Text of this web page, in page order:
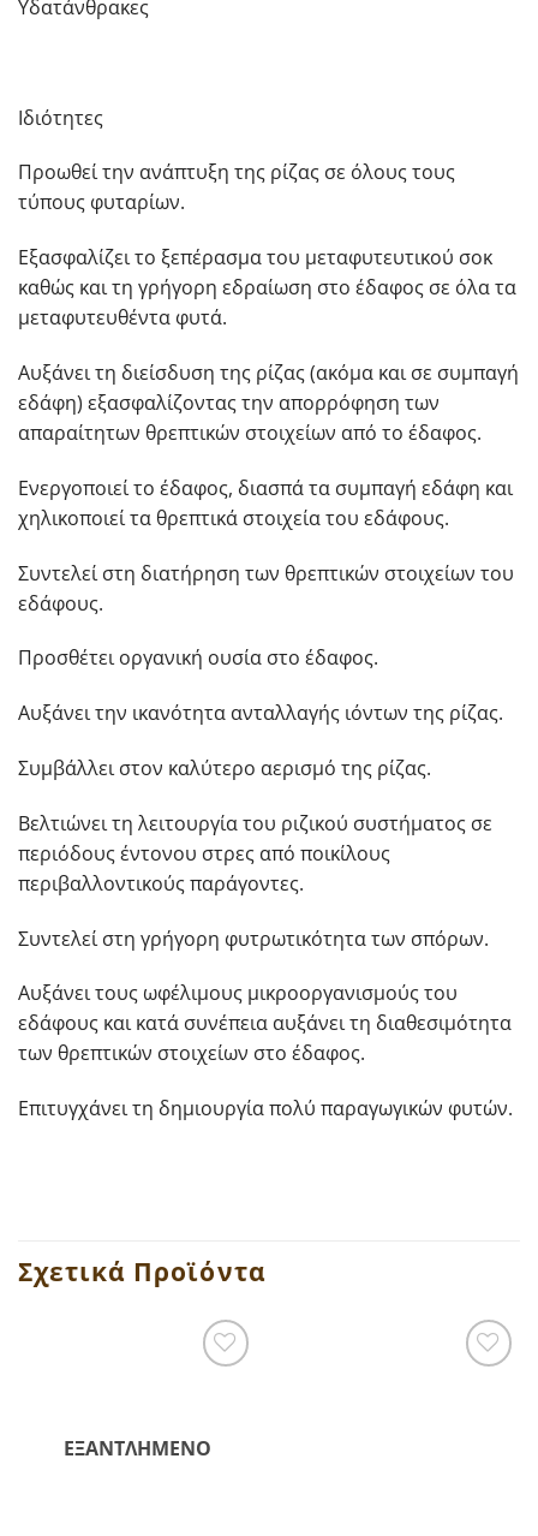
Υδατάνθρακες
Ιδιότητες
Προωθεί την ανάπτυξη της ρίζας σε όλους τους
τύπους φυταρίων.
Εξασφαλίζει το ξεπέρασμα του μεταφυτευτικού σοκ
καθώς και τη γρήγορη εδραίωση στο έδαφος σε όλα τα
μεταφυτευθέντα φυτά.
Αυξάνει τη διείσδυση της ρίζας (ακόμα και σε συμπαγή
εδάφη) εξασφαλίζοντας την απορρόφηση των
απαραίτητων θρεπτικών στοιχείων από το έδαφος.
Ενεργοποιεί το έδαφος, διασπά τα συμπαγή εδάφη και
χηλικοποιεί τα θρεπτικά στοιχεία του εδάφους.
Συντελεί στη διατήρηση των θρεπτικών στοιχείων του
εδάφους.
Προσθέτει οργανική ουσία στο έδαφος.
Αυξάνει την ικανότητα ανταλλαγής ιόντων της ρίζας.
Συμβάλλει στον καλύτερο αερισμό της ρίζας.
Βελτιώνει τη λειτουργία του ριζικού συστήματος σε
περιόδους έντονου στρες από ποικίλους
περιβαλλοντικούς παράγοντες.
Συντελεί στη γρήγορη φυτρωτικότητα των σπόρων.
Αυξάνει τους ωφέλιμους μικροοργανισμούς του
εδάφους και κατά συνέπεια αυξάνει τη διαθεσιμότητα
των θρεπτικών στοιχείων στο έδαφος.
Επιτυγχάνει τη δημιουργία πολύ παραγωγικών φυτών.
Σχετικά Προϊόντα
ΕΞΑΝΤΛΗΜΈΝΟ